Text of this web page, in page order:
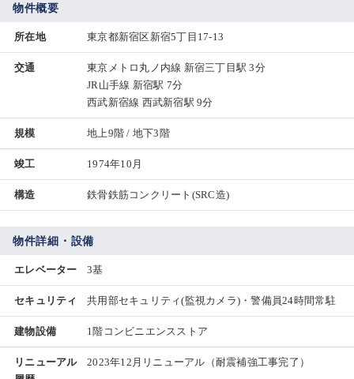
物件概要
所在地 東京都新宿区新宿5丁目17-13
交通
東京メトロ丸ノ内線 新宿三丁目駅 3分
JR山手線 新宿駅 7分
西武新宿線 西武新宿駅 9分
規模 地上9階 / 地下3階
竣工 1974年10月
構造 鉄骨鉄筋コンクリート(SRC造)
物件詳細・設備
エレベーター 3基
セキュリティ 共用部セキュリティ(監視カメラ)・警備員24時間常駐
建物設備 1階コンビニエンスストア
リニューアル
2023年12月リニューアル（耐震補強工事完了）